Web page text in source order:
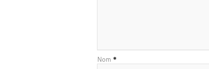
Nom *